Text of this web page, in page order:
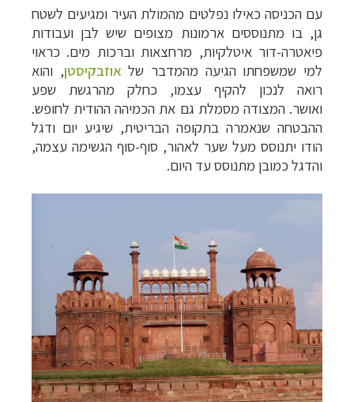
עם הכניסה כאילו נפלטים מהמולת העיר ומגיעים לשטח
גן, בו מתנוססים ארמונות מצופים שיש לבן ועבודות
פיאטרה-דור איטלקיות, מרחצאות וברכות מים. כראוי
למי שמשפחתו הגיעה מהמדבר של אוזבקיסטן, והוא
רואה לנכון להקיף עצמו, כחלק מהרגשת שפע
ואושר.המצודה מסמלת גם את הכמיהה ההודית לחופש.
ההבטחה שנאמרה בתקופה הבריטית, שיגיע יום ודגל
הודו יתנוסס מעל שער לאהור, סוף-סוף הגשימה עצמה,
והדגל כמובן מתנוסס עד היום.
טיולים לפולינזיה הצרפתית
לחצו לפרטים »
תכנון
טיולים לאוסטרליה וניו זילנדלחצו לרשימת
ההצעות »